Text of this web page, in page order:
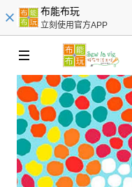
布能布玩
立刻使用官方APP